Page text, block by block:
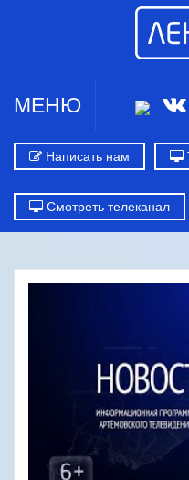
МЕНЮ
Написать нам
Смотреть телеканал